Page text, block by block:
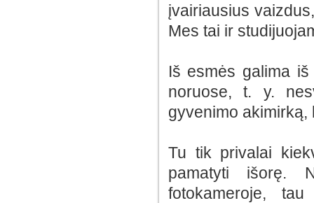
įvairiausius
Mes tai ir
Iš esmės galima
noruose, t. y.
gyvenimo akimirką,
Tu tik privalai
pamatyti išorę.
fotokameroje,